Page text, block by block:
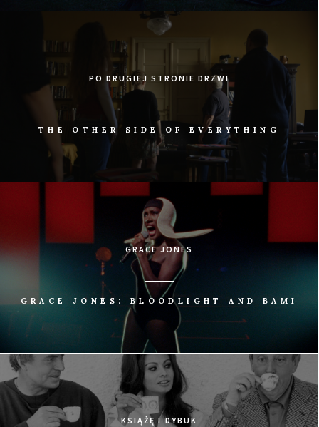
PO DRUGIEJ STRONIE DRZWI
THE OTHER SIDE OF EVERYTHING
GRACE JONES
GRACE JONES: BLOODLIGHT AND BAMI
KSIĄŻĘ I DYBUK